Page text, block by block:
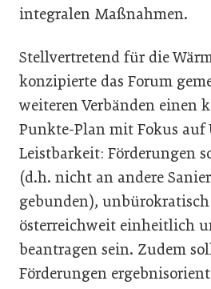
integralen Maßnahmen.
Stellvertretend für die
konzipierte das Forum
weiteren Verbänden einen
Punkte-Plan mit Fokus auf
Leistbarkeit: Förderungen
(d.h. nicht an andere
gebunden),
österreichweit einheitlich
beantragen sein. Zudem
Förderungen